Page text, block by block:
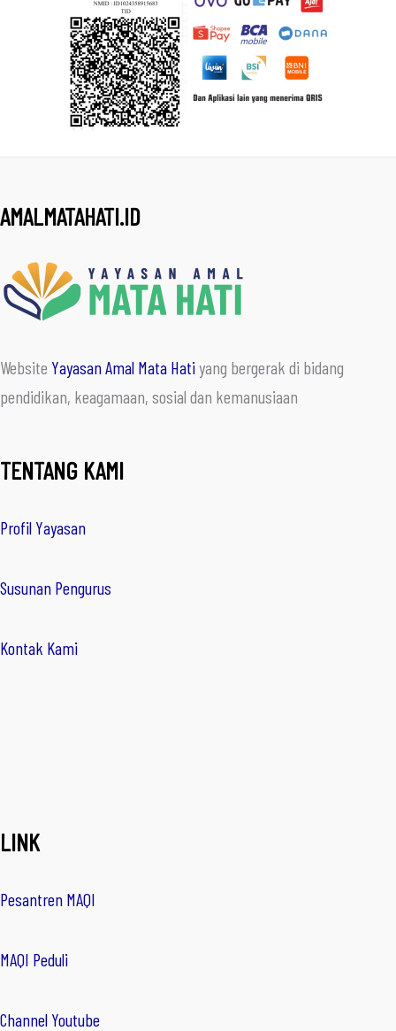
AMALMATAHATI.ID
Website Yayasan Amal Mata Hatiyang bergerak di bidang
pendidikan, keagamaan, sosial dan kemanusiaan
TENTANG KAMI
Profil Yayasan
Susunan Pengurus
Kontak Kami
LINK
Pesantren MAQI
MAQI Peduli
Channel Youtube